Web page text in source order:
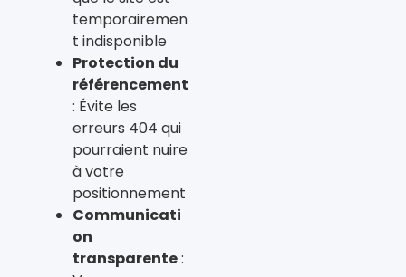
temporairemen
t indisponible
Protection du
référencement
: Évite les
erreurs 404 qui
pourraient nuire
à votre
positionnement
Communicati
on
transparente: